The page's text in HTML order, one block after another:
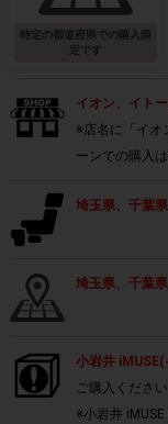
特定の都道府県での購入限
定です
イオン、イト
※店名に「イオ
ーンでの購入
埼玉県、千葉
埼玉県、千葉
小岩井
ご購入ください
※小岩井